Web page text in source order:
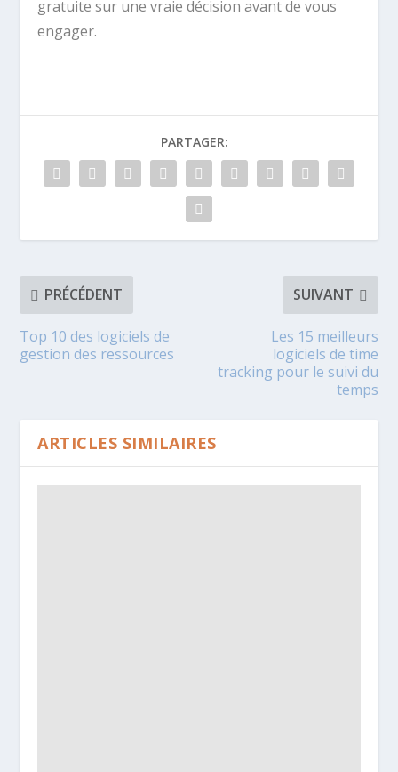
gratuite sur une vraie décision avant de vous
engager.
PARTAGER:
PRÉCÉDENT
Top 10 des logiciels de
gestion des ressources
SUIVANT
Les 15 meilleurs
logiciels de time
tracking pour le suivi du
temps
ARTICLES SIMILAIRES